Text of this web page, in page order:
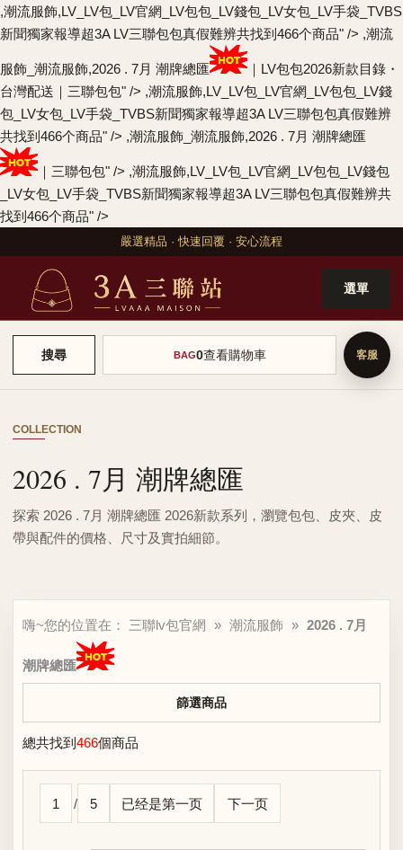
,潮流服飾,LV_LV包_LV官網_LV包包_LV錢包_LV女包_LV手袋_TVBS
新聞獨家報導超3A LV三聯包包真假難辨共找到466个商品" /> ,潮流
服飾_潮流服飾,2026 . 7月 潮牌總匯
｜LV包包2026新款目錄・
台灣配送｜三聯包包" /> ,潮流服飾,LV_LV包_LV官網_LV包包_LV錢
包_LV女包_LV手袋_TVBS新聞獨家報導超3A LV三聯包包真假難辨
共找到466个商品" /> ,潮流服飾_潮流服飾,2026 . 7月 潮牌總匯
｜三聯包包" /> ,潮流服飾,LV_LV包_LV官網_LV包包_LV錢包
_LV女包_LV手袋_TVBS新聞獨家報導超3A LV三聯包包真假難辨共
找到466个商品" />
嚴選精品 · 快速回覆 · 安心流程
選單
搜尋 BAG0查看購物車
COLLECTION
2026 . 7月 潮牌總匯
探索 2026 . 7月 潮牌總匯 2026新款系列，瀏覽包包、皮夾、皮
帶與配件的價格、尺寸及實拍細節。
嗨~您的位置在： 三聯lv包官網 » 潮流服飾 » 2026 . 7月
潮牌總匯
篩選商品
總共找到 466個商品
1 / 5 已经是第一页 下一页